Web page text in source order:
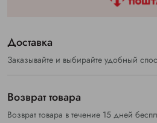
Доставка
Заказывайте и выбирайте удобный
Возврат товара
Возврат товара в течение 15 дней